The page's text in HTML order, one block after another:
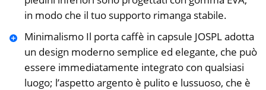
in modo che il tuo supporto rimanga stabile.
Minimalismo Il porta caffè in capsule JOSPL adotta
un design moderno semplice ed elegante, che può
essere immediatamente integrato con qualsiasi
luogo; l’aspetto argento è pulito e lussuoso, che è